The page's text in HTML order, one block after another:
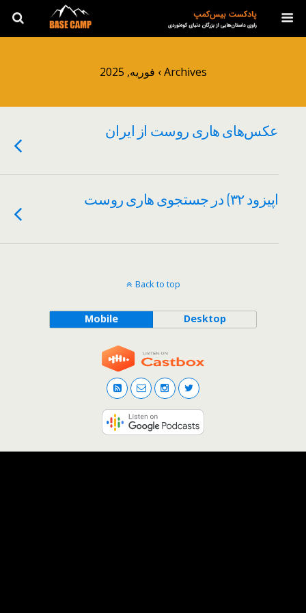
Archives › فوریه, 2025
عکس‌های هاری روست از ایران
اپیزود ۳۲) در جستجوی هاری روست
Back to top
Mobile Desktop